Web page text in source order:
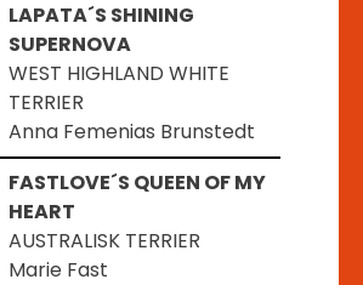
LAPATA´S SHINING
SUPERNOVA
WEST HIGHLAND WHITE
TERRIER
Anna Femenias Brunstedt
FASTLOVE´S QUEEN OF MY
HEART
AUSTRALISK TERRIER
Marie Fast